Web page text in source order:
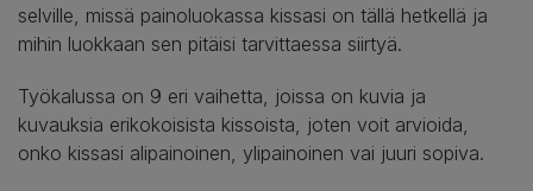
selville, missä painoluokassa kissasi on tällä hetkellä ja
mihin luokkaan sen pitäisi tarvittaessa siirtyä.
Työkalussa on 9 eri vaihetta, joissa on kuvia ja
kuvauksia erikokoisista kissoista, joten voit arvioida,
onko kissasi alipainoinen, ylipainoinen vai juuri sopiva.